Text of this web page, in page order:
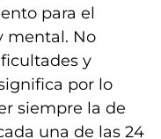
para el
mental. No
y
por lo
siempre la de
una de las 24